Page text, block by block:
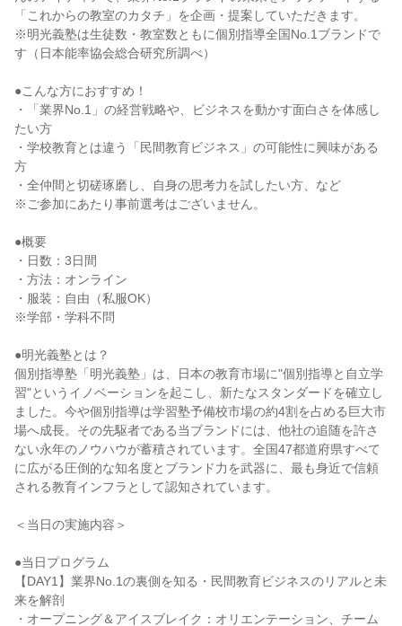
「これからの教室のカタチ」を企画・提案していただきます。
※明光義塾は生徒数・教室数ともに個別指導全国No.1ブランドで
す（日本能率協会総合研究所調べ）
●こんな方におすすめ！
・「業界No.1」の経営戦略や、ビジネスを動かす面白さを体感し
たい方
・学校教育とは違う「民間教育ビジネス」の可能性に興味がある
方
・全仲間と切磋琢磨し、自身の思考力を試したい方、など
※ご参加にあたり事前選考はございません。
●概要
・日数：3日間
・方法：オンライン
・服装：自由（私服OK）
※学部・学科不問
●明光義塾とは？
個別指導塾「明光義塾」は、日本の教育市場に"個別指導と自立学
習"というイノベーションを起こし、新たなスタンダードを確立し
ました。今や個別指導は学習塾予備校市場の約4割を占める巨大市
場へ成長。その先駆者である当ブランドには、他社の追随を許さ
ない永年のノウハウが蓄積されています。全国47都道府県すべて
に広がる圧倒的な知名度とブランド力を武器に、最も身近で信頼
される教育インフラとして認知されています。
＜当日の実施内容＞
●当日プログラム
【DAY1】業界No.1の裏側を知る・民間教育ビジネスのリアルと未
来を解剖
・オープニング＆アイスブレイク：オリエンテーション、チーム